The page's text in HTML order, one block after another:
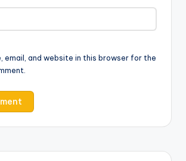
email, and website in this browser for the